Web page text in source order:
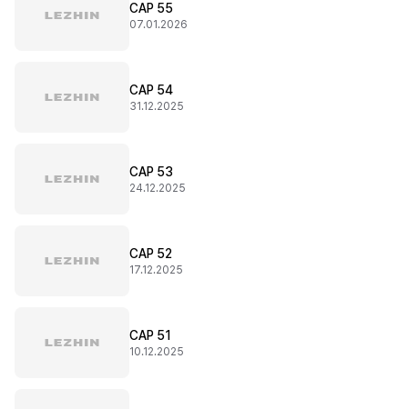
CAP 55
07.01.2026
CAP 54
31.12.2025
CAP 53
24.12.2025
CAP 52
17.12.2025
CAP 51
10.12.2025